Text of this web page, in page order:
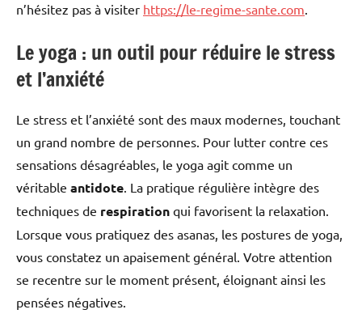
n’hésitez pas à visiter https://le-regime-sante.com.
Le yoga : un outil pour réduire le stress
et l’anxiété
Le stress et l’anxiété sont des maux modernes, touchant
un grand nombre de personnes. Pour lutter contre ces
sensations désagréables, le yoga agit comme un
véritable antidote. La pratique régulière intègre des
techniques de respiration qui favorisent la relaxation.
Lorsque vous pratiquez des asanas, les postures de yoga,
vous constatez un apaisement général. Votre attention
se recentre sur le moment présent, éloignant ainsi les
pensées négatives.